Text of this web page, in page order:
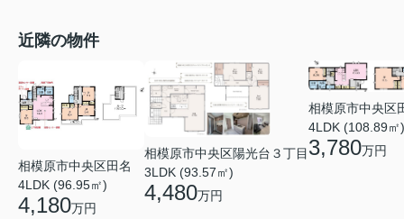
近隣の物件
相模原市中央区田名
4LDK (96.95㎡)
4,180万円
相模原市中央区陽光台３丁目
3LDK (93.57㎡)
4,480万円
相模原市中央区
4LDK (108.89㎡)
3,780万円